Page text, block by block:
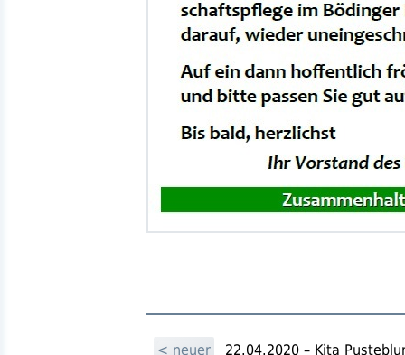
< neuer
22.04.2020 – Kita